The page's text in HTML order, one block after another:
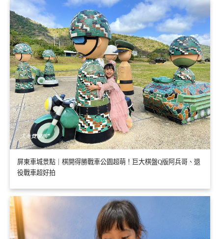
屏東車城景點｜棋開得勝戰車公園超萌！巨大棋盤Q版阿兵哥、退
役戰車超好拍